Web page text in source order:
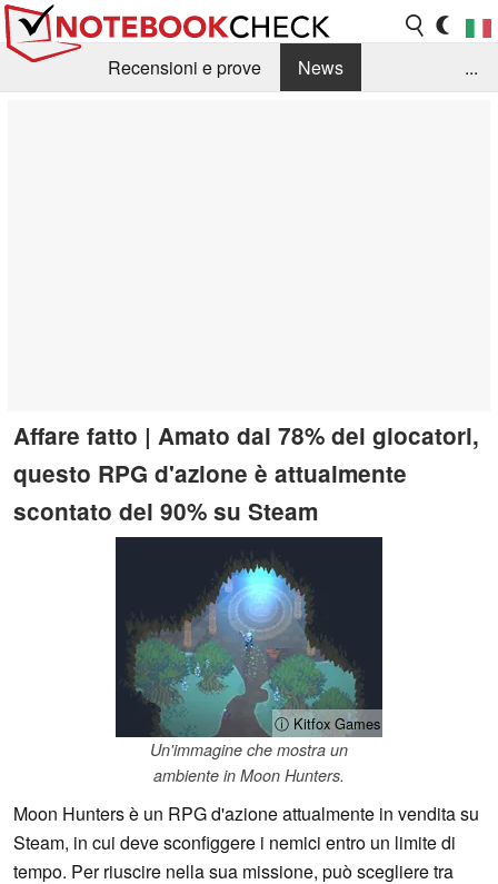
Recensioni e prove
News
...
Affare fatto | Amato dal 78% dei giocatori,
questo RPG d'azione è attualmente
scontato del 90% su Steam
ⓘ Kitfox Games
Un'immagine che mostra un
ambiente in Moon Hunters.
Moon Hunters è un RPG d'azione attualmente in vendita su
Steam, in cui deve sconfiggere i nemici entro un limite di
tempo. Per riuscire nella sua missione, può scegliere tra